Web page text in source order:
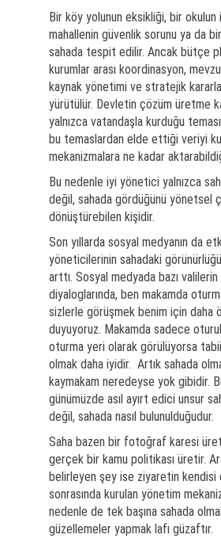
Bir köy yolunun eksikliği, bir okulun
mahallenin güvenlik sorunu ya da
sahada tespit edilir. Ancak bütçe
kurumlar arası koordinasyon,
kaynak yönetimi ve stratejik
yürütülür. Devletin çözüm üretme
yalnızca vatandaşla kurduğu
bu temaslardan elde ettiği veriyi
mekanizmalara ne kadar
Bu nedenle iyi yönetici yalnızca
değil, sahada gördüğünü yönetsel
dönüştürebilen kişidir.
Son yıllarda sosyal medyanın da
yöneticilerinin sahadaki
arttı. Sosyal medyada bazı
diyaloglarında, ben makamda
sizlerle görüşmek benim için daha
duyuyoruz. Makamda sadece
oturma yeri olarak görülüyorsa
olmak daha iyidir. Artık sahada
kaymakam neredeyse yok gibidir.
günümüzde asıl ayırt edici unsur
değil, sahada nasıl bulunulduğudur.
Saha bazen bir fotoğraf karesi
gerçek bir kamu politikası üretir.
belirleyen şey ise ziyaretin kendisi
sonrasında kurulan yönetim
nedenle de tek başına sahada
güzellemeler yapmak lafı güzaftır.